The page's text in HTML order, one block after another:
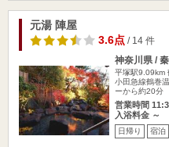
元湯 陣屋
3.6点/ 14 件
神奈川県 /
平塚駅9.09km
小田急線鶴巻
ーから約20分
営業時間
入浴料金 ～
日帰り 宿泊